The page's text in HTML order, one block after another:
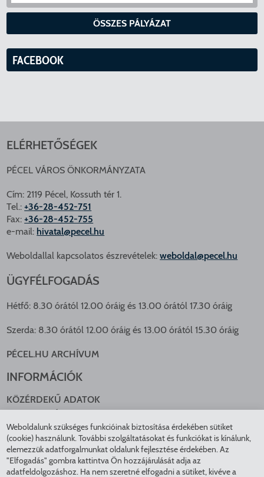
ÖSSZES PÁLYÁZAT
FACEBOOK
ELÉRHETŐSÉGEK
PÉCEL VÁROS ÖNKORMÁNYZATA
Cím: 2119 Pécel, Kossuth tér 1.
Tel.:+36-28-452-751
Fax:+36-28-452-755
e-mail: hivatal@pecel.hu
Weboldallal kapcsolatos észrevételek:weboldal@pecel.hu
ÜGYFÉLFOGADÁS
Hétfő: 8.30 órától 12.00 óráig és 13.00 órától 17.30 óráig
Szerda: 8.30 órától 12.00 óráig és 13.00 órától 15.30 óráig
PÉCEL.HU ARCHÍVUM
INFORMÁCIÓK
KÖZÉRDEKŰ ADATOK
KÖZLEKEDÉS
ADATKEZELÉS
ÁTLÁTHATÓ ÖNKORMÁNYZAT
COOKIE BEÁLLÍTÁSOK
Weboldalunk szükséges funkcióinak biztosítása érdekében sütiket
(cookie) használunk. További szolgáltatásokat és funkciókat is kínálunk,
elemezzük adatforgalmunkat oldalunk fejlesztése érdekében. Az
"Elfogadás" gombra kattintva Ön hozzájárulását adja az
adatfeldolgozáshoz. Ha nem szeretné elfogadni a sütiket, kivéve a